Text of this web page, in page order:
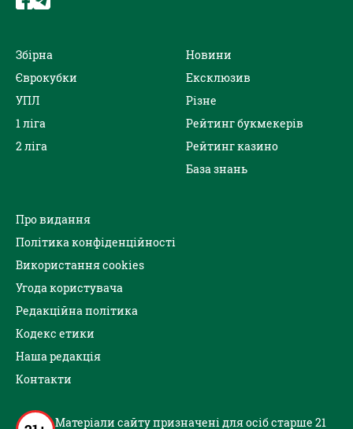
Збірна
Єврокубки
УПЛ
1 ліга
2 ліга
Новини
Ексклюзив
Різне
Рейтинг букмекерів
Рейтинг казино
База знань
Про видання
Політика конфіденційності
Використання cookies
Угода користувача
Редакційна політика
Кодекс етики
Наша редакція
Контакти
Матеріали сайту призначені для осіб старше 21